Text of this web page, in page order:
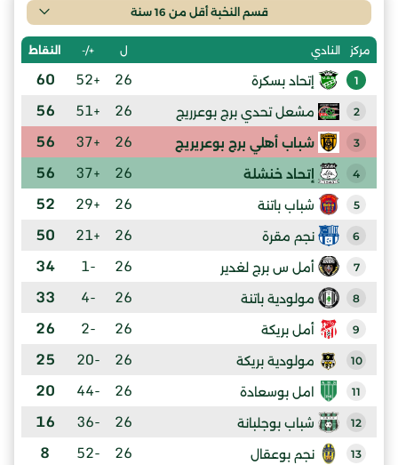
قسم النخبة أقل من 16 سنة
مركز النادي ل +/- النقاط
1 إتحاد بسكرة 26
+52
60
2 مشعل تحدي برج بوعرريج 26
+51
56
3 شباب أهلي برج بوعريريج 26
+37
56
4 إتحاد خنشلة 26
+37
56
5 شباب باتنة 26
+29
52
6 نجم مقرة 26
+21
50
7 أمل س برج لغدير 26
-1
34
8 مولودية باتنة 26
-4
33
9 أمل بريكة 26
-2
26
10 مولودية بريكة 26
-20
25
11 امل بوسعادة 26
-44
20
12 شباب بوجلبانة 26
-36
16
13 نجم بوعقال 26
-52
8